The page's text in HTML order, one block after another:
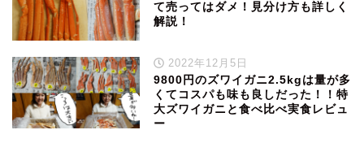
て売ってはダメ！見分け方も詳しく
解説！
2022年12月5日
9800円のズワイガニ2.5kgは量が多
くてコスパも味も良しだった！！特
大ズワイガニと食べ比べ実食レビュ
ー